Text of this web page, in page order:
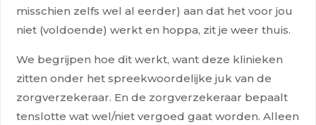
misschien zelfs wel al eerder) aan dat het voor jou
niet (voldoende) werkt en hoppa, zit je weer thuis.
We begrijpen hoe dit werkt, want deze klinieken
zitten onder het spreekwoordelijke juk van de
zorgverzekeraar. En de zorgverzekeraar bepaalt
tenslotte wat wel/niet vergoed gaat worden. Alleen